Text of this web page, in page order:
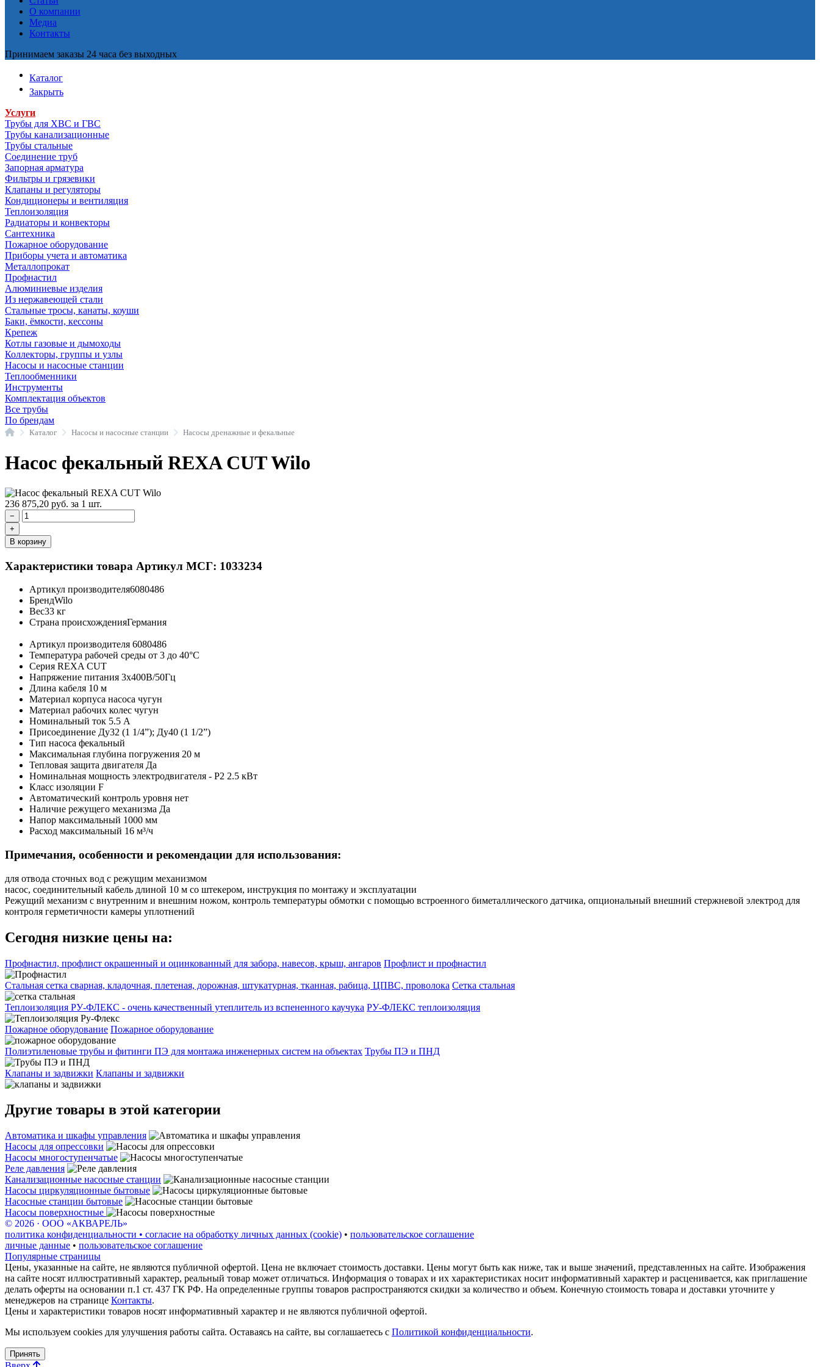
О компании
Медиа
Контакты
Принимаем заказы 24 часа без выходных
Каталог
Закрыть
Услуги
Трубы для ХВС и ГВС
Трубы канализационные
Трубы стальные
Соединение труб
Запорная арматура
Фильтры и грязевики
Клапаны и регуляторы
Кондиционеры и вентиляция
Теплоизоляция
Радиаторы и конвекторы
Сантехника
Пожарное оборудование
Приборы учета и автоматика
Металлопрокат
Профнастил
Алюминиевые изделия
Из нержавеющей стали
Стальные тросы, канаты, коуши
Баки, ёмкости, кессоны
Крепеж
Котлы газовые и дымоходы
Коллекторы, группы и узлы
Насосы и насосные станции
Теплообменники
Инструменты
Комплектация объектов
Все трубы
По брендам
ГлавнаяКаталог Насосы и насосные станции Насосы дренажные и фекальные
Насос фекальный REXA CUT Wilo
236 875,20 руб. за 1 шт.
−
+
В корзину
Характеристики товара Артикул МСГ: 1033234
Артикул производителя6080486
БрендWilo
Вес33 кг
Страна происхожденияГермания
Артикул производителя 6080486
Температура рабочей среды от 3 до 40°C
Серия REXA CUT
Напряжение питания 3х400В/50Гц
Длина кабеля 10 м
Материал корпуса насоса чугун
Материал рабочих колес чугун
Номинальный ток 5.5 A
Присоединение Ду32 (1 1/4”); Ду40 (1 1/2”)
Тип насоса фекальный
Максимальная глубина погружения 20 м
Тепловая защита двигателя Да
Номинальная мощность электродвигателя - P2 2.5 кВт
Класс изоляции F
Автоматический контроль уровня нет
Наличие режущего механизма Да
Напор максимальный 1000 мм
Расход максимальный 16 м³/ч
Примечания, особенности и рекомендации для использования:
для отвода сточных вод с режущим механизмом
насос, соединительный кабель длиной 10 м со штекером, инструкция по монтажу и эксплуатации
Режущий механизм с внутренним и внешним ножом, контроль температуры обмотки с помощью встроенного биметаллического датчика, опциональный внешний стержневой электрод для
контроля герметичности камеры уплотнений
Сегодня низкие цены на:
Профнастил, профлист окрашенный и оцинкованный для забора, навесов, крыш, ангаров Профлист и профнастил
Стальная сетка сварная, кладочная, плетеная, дорожная, штукатурная, тканная, рабица, ЦПВС, проволока Сетка стальная
Теплоизоляция РУ-ФЛЕКС - очень качественный утеплитель из вспененного каучука РУ-ФЛЕКС теплоизоляция
Пожарное оборудование Пожарное оборудование
Полиэтиленовые трубы и фитинги ПЭ для монтажа инженерных систем на объектах Трубы ПЭ и ПНД
Клапаны и задвижки Клапаны и задвижки
Другие товары в этой категории
Автоматика и шкафы управления
Насосы для опрессовки
Насосы многоступенчатые
Реле давления
Канализационные насосные станции
Насосы циркуляционные бытовые
Насосные станции бытовые
Насосы поверхностные
© 2026 · ООО «АКВАРЕЛЬ»
политика конфиденциальности • согласие на обработку личных данных (cookie) • пользовательское соглашение
личные данные • пользовательское соглашение
Популярные страницы
Цены, указанные на сайте, не являются публичной офертой. Цена не включает стоимость доставки. Цены могут быть как ниже, так и выше значений, представленных на сайте. Изображения
на сайте носят иллюстративный характер, реальный товар может отличаться. Информация о товарах и их характеристиках носит информативный характер и расценивается, как приглашение
делать оферты на основании п.1 ст. 437 ГК РФ. На определенные группы товаров распространяются скидки за количество и объем. Конечную стоимость товара и доставки уточните у
менеджеров на странице Контакты.
Цены и характеристики товаров носят информативный характер и не являются публичной офертой.
Мы используем cookies для улучшения работы сайта. Оставаясь на сайте, вы соглашаетесь с Политикой конфиденциальности.
Принять